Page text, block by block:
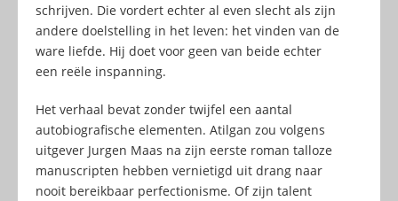
schrijven. Die vordert echter al even slecht als zijn
andere doelstelling in het leven: het vinden van de
ware liefde. Hij doet voor geen van beide echter
een reële inspanning.
Het verhaal bevat zonder twijfel een aantal
autobiografische elementen. Atilgan zou volgens
uitgever Jurgen Maas na zijn eerste roman talloze
manuscripten hebben vernietigd uit drang naar
nooit bereikbaar perfectionisme. Of zijn talent